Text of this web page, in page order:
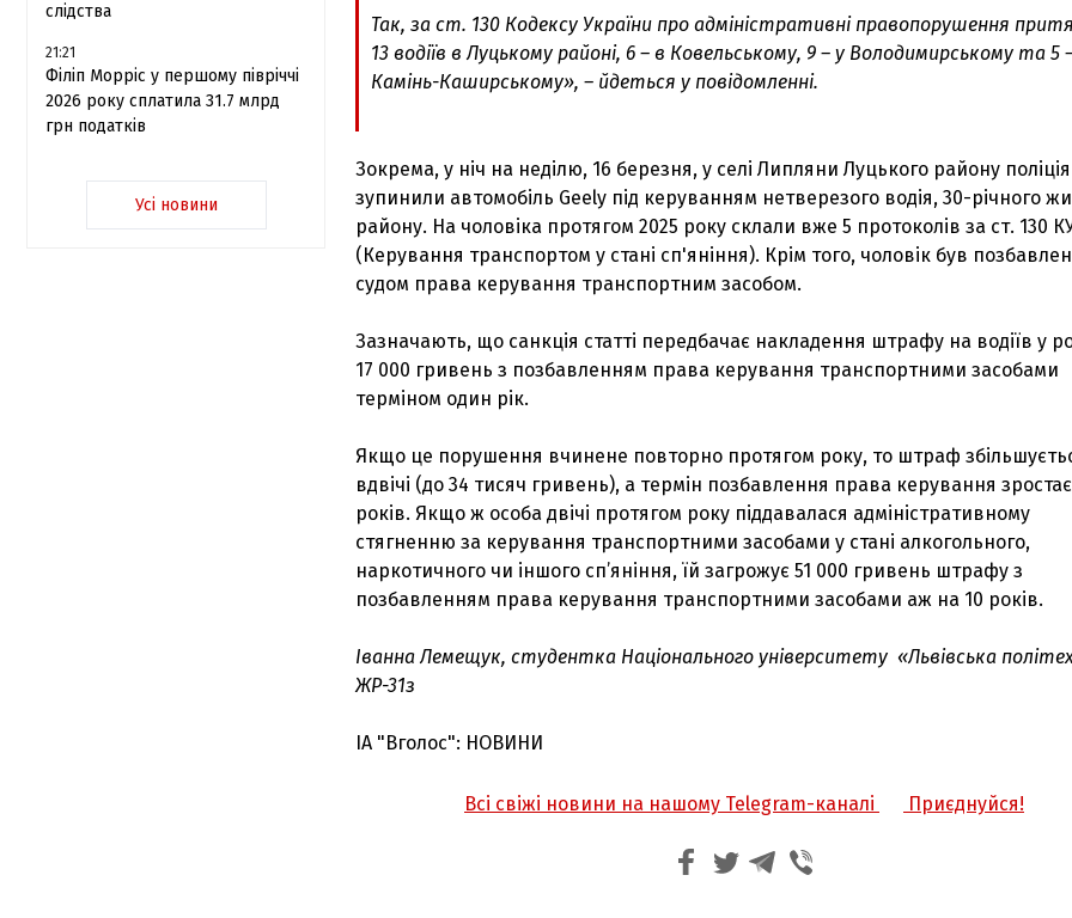
слідства
21:21
Філіп Морріс у першому півріччі
2026 року сплатила 31.7 млрд
грн податків
Усі новини
Так, за ст. 130 Кодексу України про адміністративні правопорушення
13 водіїв в Луцькому районі, 6 – в Ковельському, 9 – у Володимирському та 5
Камінь-Каширському», – йдеться у повідомленні.
Зокрема, у ніч на неділю, 16 березня, у селі Липляни Луцького району
зупинили автомобіль Geely під керуванням нетверезого водія, 30-річного
району. На чоловіка протягом 2025 року склали вже 5 протоколів за ст. 130
(Керування транспортом у стані сп'яніння). Крім того, чоловік був
судом права керування транспортним засобом.
Зазначають, що санкція статті передбачає накладення штрафу на водіїв у
17 000 гривень з позбавленням права керування транспортними засобами
терміном один рік.
Якщо це порушення вчинене повторно протягом року, то штраф
вдвічі (до 34 тисяч гривень), а термін позбавлення права керування
років. Якщо ж особа двічі протягом року піддавалася адміністративному
стягненню за керування транспортними засобами у стані алкогольного,
наркотичного чи іншого сп’яніння, їй загрожує 51 000 гривень штрафу з
позбавленням права керування транспортними засобами аж на 10 років.
Іванна Лемещук, студентка Національного університету «Львівська
ЖР-31з
ІА "Вголос": НОВИНИ
Всі свіжі новини на нашому Telegram-каналі Приєднуйся!
З'явилося відео знищеного ворожого